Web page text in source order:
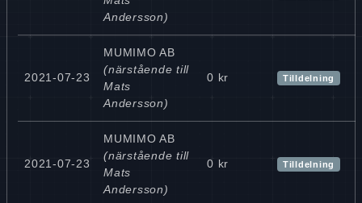
Andersson)
2021-07-23
MUMIMO AB
(närstående till
Mats
Andersson)
0 kr Tilldelning
2021-07-23
MUMIMO AB
(närstående till
Mats
Andersson)
0 kr Tilldelning